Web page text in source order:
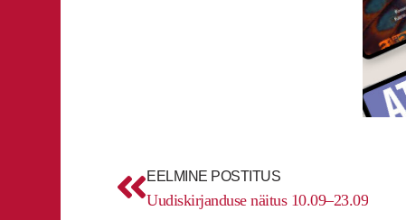
EELMINE POSTITUS
Uudiskirjanduse näitus 10.09–23.09